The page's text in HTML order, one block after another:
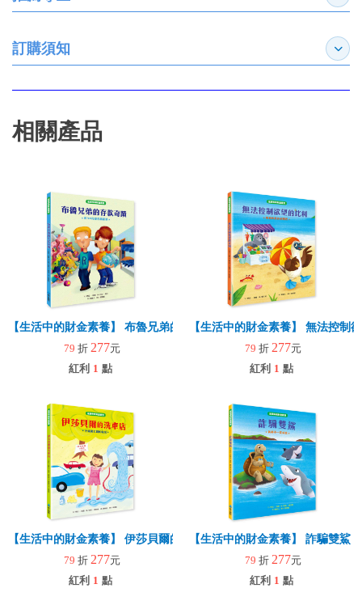
訂購須知 展開
相關產品
【生活中的財金素養】 布魯兄弟的存款奇蹟：用30元變百萬富翁
79 折 277元
紅利 1 點
【生活中的財金素養】 無法控制
79 折 277元
紅利 1 點
【生活中的財金素養】 伊莎貝爾的洗車店：小錢變大錢的魔法
79 折 277元
紅利 1 點
【生活中的財金素養】 詐騙雙鯊
79 折 277元
紅利 1 點